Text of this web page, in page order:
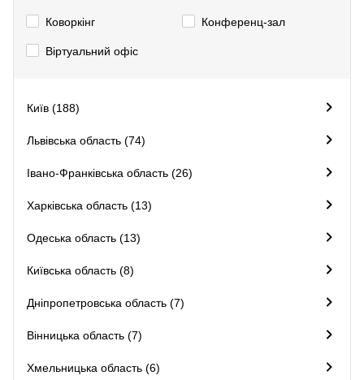
Коворкінг Конференц-зал
Віртуальний офіс
Київ (188)
Львівська область (74)
Івано-Франківська область (26)
Харківська область (13)
Одеська область (13)
Київська область (8)
Дніпропетровська область (7)
Вінницька область (7)
Хмельницька область (6)